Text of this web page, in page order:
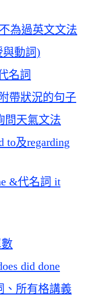
為過英文文法
動詞)
名詞
帶狀況的句子
問天氣文法
to及regarding
&代名詞 it
did done
、所有格講義